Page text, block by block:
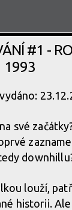
#1 -
1993
své
louží,
historii. Ale